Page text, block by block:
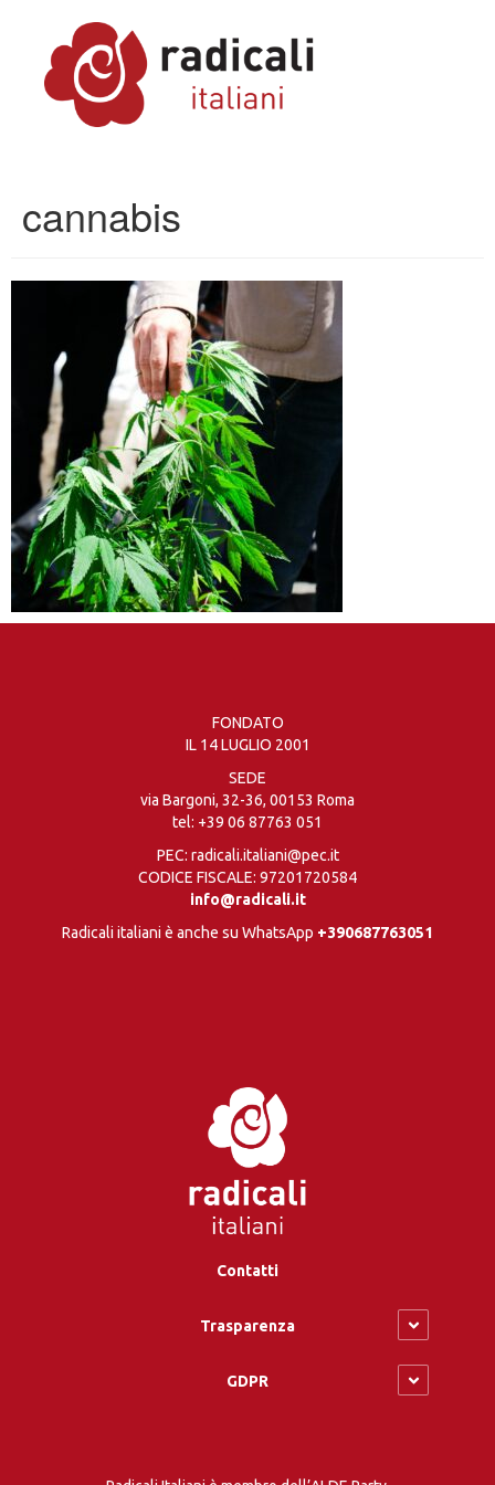
cannabis
FONDATO
IL 14 LUGLIO 2001
SEDE
via Bargoni, 32-36, 00153 Roma
tel: +39 06 87763 051
PEC: radicali.italiani@pec.it
CODICE FISCALE: 97201720584
info@radicali.it
Radicali italiani è anche su WhatsApp +390687763051
Contatti
Trasparenza
GDPR